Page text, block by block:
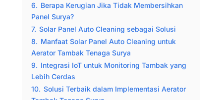
6. Berapa Kerugian Jika Tidak Membersihkan
Panel Surya?
7. Solar Panel Auto Cleaning sebagai Solusi
8. Manfaat Solar Panel Auto Cleaning untuk
Aerator Tambak Tenaga Surya
9. Integrasi IoT untuk Monitoring Tambak yang
Lebih Cerdas
10. Solusi Terbaik dalam Implementasi Aerator